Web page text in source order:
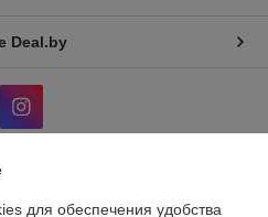
Deal.by
для обеспечения удобства